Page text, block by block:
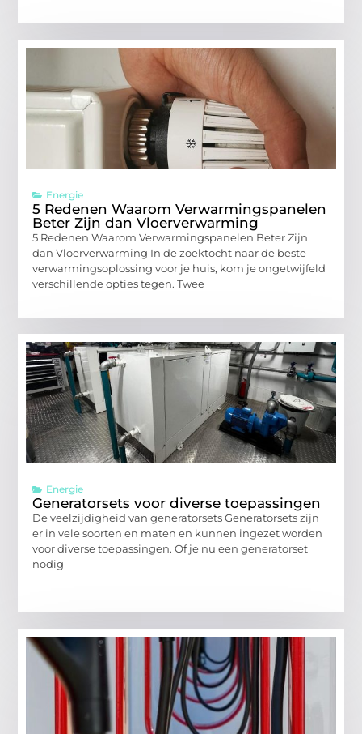
Energie
5 Redenen Waarom Verwarmingspanelen
Beter Zijn dan Vloerverwarming
5 Redenen Waarom Verwarmingspanelen Beter Zijn
dan Vloerverwarming In de zoektocht naar de beste
verwarmingsoplossing voor je huis, kom je ongetwijfeld
verschillende opties tegen. Twee
Energie
Generatorsets voor diverse toepassingen
De veelzijdigheid van generatorsets Generatorsets zijn
er in vele soorten en maten en kunnen ingezet worden
voor diverse toepassingen. Of je nu een generatorset
nodig